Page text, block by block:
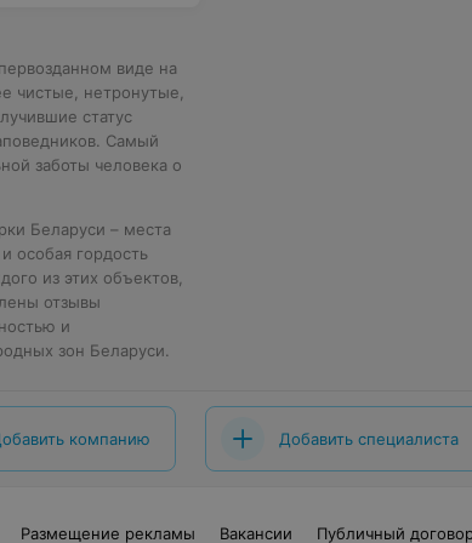
виде на
чистые, нетронутые,
статус
Самый
заботы человека о
Беларуси – места
особая гордость
из этих объектов,
отзывы
и
зон Беларуси.
компанию Добавить специалиста
Размещение рекламы Вакансии Публичный